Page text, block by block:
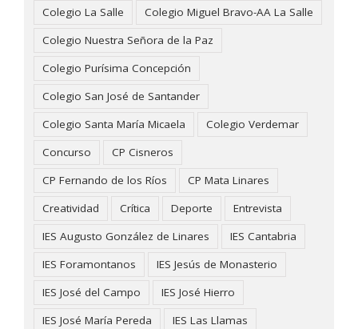
Colegio La Salle
Colegio Miguel Bravo-AA La Salle
Colegio Nuestra Señora de la Paz
Colegio Purísima Concepción
Colegio San José de Santander
Colegio Santa María Micaela
Colegio Verdemar
Concurso
CP Cisneros
CP Fernando de los Ríos
CP Mata Linares
Creatividad
Crítica Deporte
Entrevista
IES Augusto González de Linares
IES Cantabria
IES Foramontanos
IES Jesús de Monasterio
IES José del Campo
IES José Hierro
IES José María Pereda
IES Las Llamas